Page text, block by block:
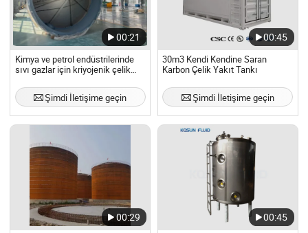
00:21
Kimya ve petrol endüstrilerinde
sıvı gazlar için kriyojenik çelik
Şimdi İletişime geçin
00:45
30m3 Kendi Kendine Saran
Karbon Çelik Yakıt Tankı
Şimdi İletişime geçin
00:29 00:45